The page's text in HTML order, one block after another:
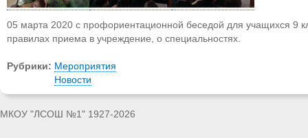
05 марта 2020 с профориентационной беседой для учащихся 9
правилах приема в учреждение, о специальностях.
Рубрики: Мероприятия
Новости
МКОУ "ЛСОШ №1" 1927-2026